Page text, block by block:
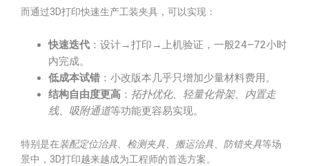
而通过3D打印快速生产工装夹具，可以实现：
快速迭代 ：设计→打印→上机验证，一般24–72小时
内完成。
低成本试错 ：小改版本几乎只增加少量材料费用。
结构自由度更高 ： 拓扑优化、轻量化骨架、内置走
线、吸附通道等功能更容易实现。
特别是在装配定位治具、检测夹具、搬运治具、防错夹具等场
景中，3D打印越来越成为工程师的首选方案。